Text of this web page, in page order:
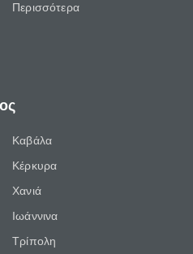
Περισσότερα
Καβάλα
Κέρκυρα
Χανιά
Ιωάννινα
Τρίπολη